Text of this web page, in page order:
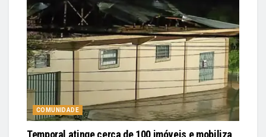
COMUNIDADE
Temporal atinge cerca de 100 imóveis e mobiliza